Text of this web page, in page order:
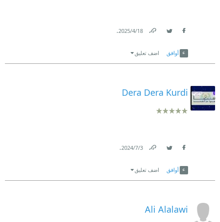
18‏/4‏/2025
.
أوافق اضف تعليق
Dera Dera Kurdi
3‏/7‏/2024
.
أوافق اضف تعليق
Ali Alalawi